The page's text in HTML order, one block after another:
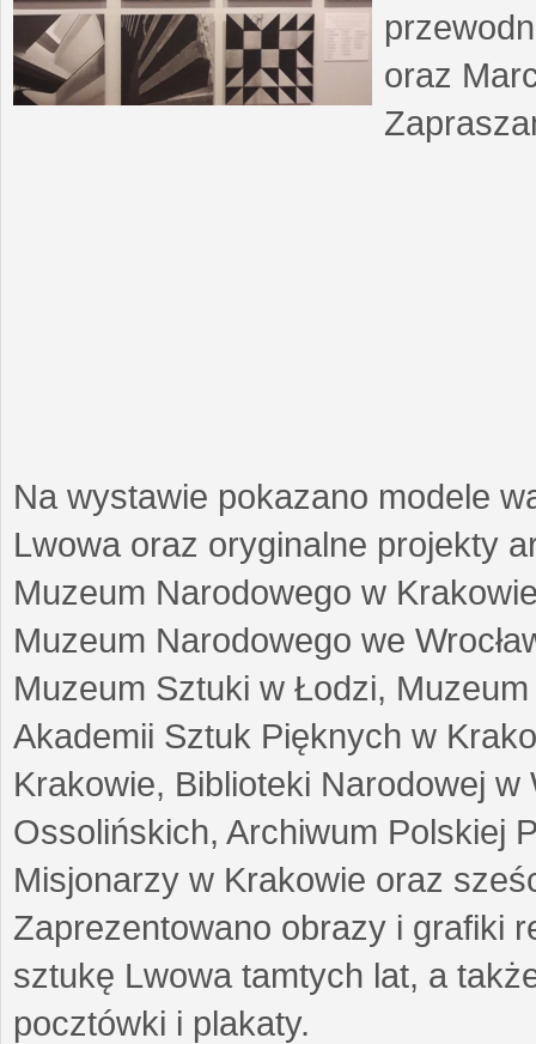
oraz
Na wystawie pokazano modele
Lwowa oraz oryginalne projekty
Muzeum Narodowego w
Muzeum Narodowego we
Muzeum Sztuki w Łodzi,
Akademii Sztuk Pięknych w
Krakowie, Biblioteki Narodowej
Ossolińskich, Archiwum Polskiej
Misjonarzy w Krakowie oraz
Zaprezentowano obrazy i grafiki
sztukę Lwowa tamtych lat, a
pocztówki i plakaty.